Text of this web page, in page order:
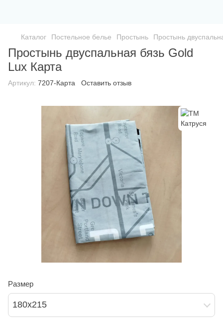
Каталог Постельное белье Простынь Простынь
Простынь двуспальная бязь Gold
Lux Карта
Артикул: 7207-Карта Оставить отзыв
Размер
180х215